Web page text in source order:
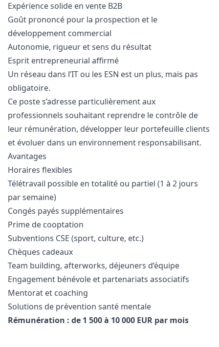
Expérience solide en vente B2B
Goût prononcé pour la prospection et le
développement commercial
Autonomie, rigueur et sens du résultat
Esprit entrepreneurial affirmé
Un réseau dans l’IT ou les ESN est un plus, mais pas
obligatoire.
Ce poste s’adresse particulièrement aux
professionnels souhaitant reprendre le contrôle de
leur rémunération, développer leur portefeuille clients
et évoluer dans un environnement responsabilisant.
Avantages
Horaires flexibles
Télétravail possible en totalité ou partiel (1 à 2 jours
par semaine)
Congés payés supplémentaires
Prime de cooptation
Subventions CSE (sport, culture, etc.)
Chèques cadeaux
Team building, afterworks, déjeuners d’équipe
Engagement bénévole et partenariats associatifs
Mentorat et coaching
Solutions de prévention santé mentale
Rémunération : de 1 500 à 10 000 EUR par mois